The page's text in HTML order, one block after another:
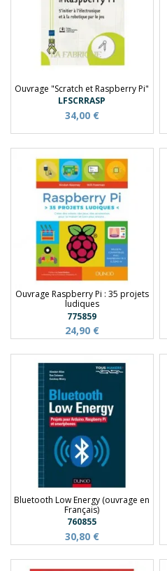
Ouvrage "Scratch et Raspberry Pi"
LFSCRRASP
34,00 €
Ouvrage Raspberry Pi : 35 projets
ludiques
775859
24,90 €
Bluetooth Low Energy (ouvrage en
Français)
760855
30,80 €